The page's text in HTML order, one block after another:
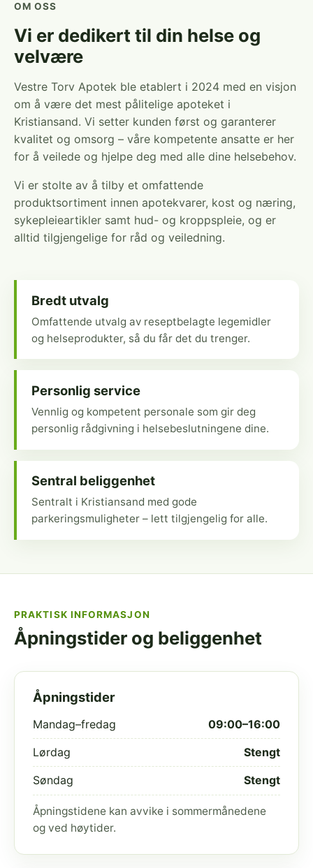
OM OSS
Vi er dedikert til din helse og
velvære
Vestre Torv Apotek ble etablert i 2024 med en visjon
om å være det mest pålitelige apoteket i
Kristiansand. Vi setter kunden først og garanterer
kvalitet og omsorg – våre kompetente ansatte er her
for å veilede og hjelpe deg med alle dine helsebehov.
Vi er stolte av å tilby et omfattende
produktsortiment innen apotekvarer, kost og næring,
sykepleieartikler samt hud- og kroppspleie, og er
alltid tilgjengelige for råd og veiledning.
Bredt utvalg
Omfattende utvalg av reseptbelagte legemidler
og helseprodukter, så du får det du trenger.
Personlig service
Vennlig og kompetent personale som gir deg
personlig rådgivning i helsebeslutningene dine.
Sentral beliggenhet
Sentralt i Kristiansand med gode
parkeringsmuligheter – lett tilgjengelig for alle.
PRAKTISK INFORMASJON
Åpningstider og beliggenhet
Åpningstider
Mandag–fredag 09:00–16:00
Lørdag Stengt
Søndag Stengt
Åpningstidene kan avvike i sommermånedene
og ved høytider.